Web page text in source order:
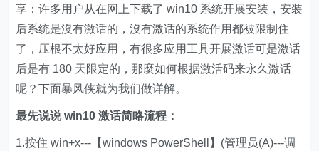
享：许多用户从在网上下载了 win10 系统开展安装，安装
后系统是沒有激话的，沒有激话的系统作用都被限制住
了，压根不太好应用，有很多应用工具开展激话可是激话
后是有 180 天限定的，那麼如何根据激活码来永久激话
呢？下面暴风侠就为我们做详解。
最先说说 win10 激话简略流程：
1.按住 win+x---【windows PowerShell】(管理员(A)---调